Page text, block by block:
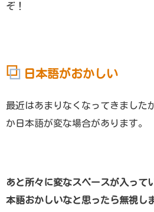
ぞ！
日本語がおかしい
最近はあまりなくなってきました
か日本語が変な場合があります。
あと所々に変なスペースが入って
本語おかしいなと思ったら無視し